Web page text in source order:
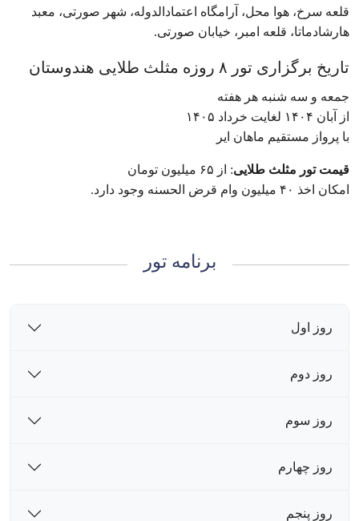
قلعه سرخ، هوا محل، آرامگاه اعتمادالدوله، شهر صورتی، معبد
هارشادماتا، قلعه امبر، خیابان صورتی.
تاریخ برگزاری تور ۸ روزه مثلث طلایی هندوستان
جمعه و سه شنبه هر هفته
از آبان ۱۴۰۴ لغایت خرداد ۱۴۰۵
با پرواز مستقیم ماهان ایر
قیمت تور مثلث طلایی: از ۶۵ میلیون تومان
امکان اخذ ۴۰ میلیون وام قرض الحسنه وجود دارد.
برنامه تور
روز اول
روز دوم
روز سوم
روز چهارم
روز پنجم